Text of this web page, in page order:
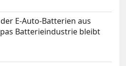
E-Auto-Batterien aus
Batterieindustrie bleibt